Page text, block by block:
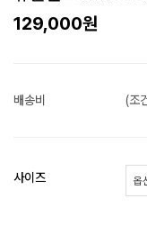
129,000원
배송비 (조
사이즈